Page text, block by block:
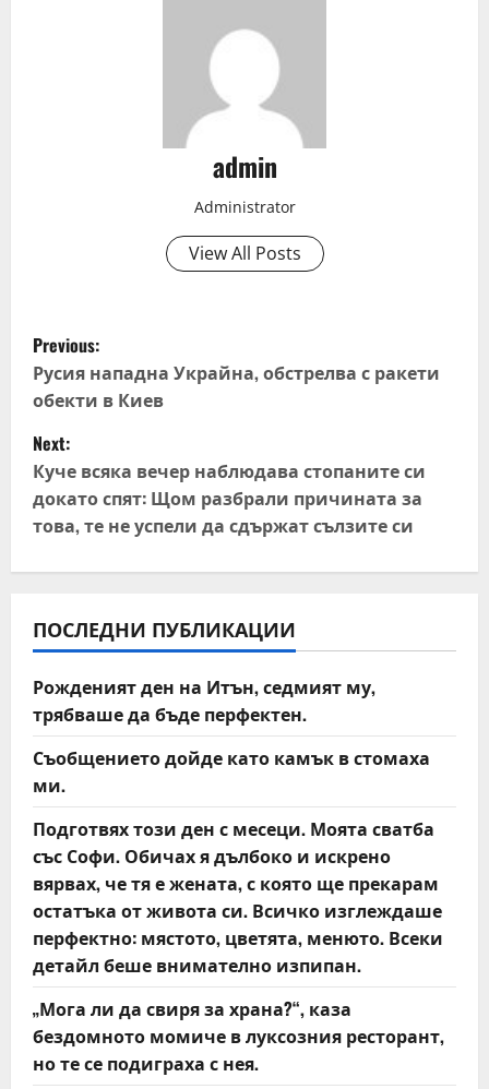
admin
Administrator
View All Posts
P
o
s
t
n
a
v
i
g
a
t
i
o
n
Previous:
Русия нападна Украйна, обстрелва с ракети
обекти в Киев
Next:
Куче всяка вечер наблюдава стопаните си
докато спят: Щом разбрали причината за
това, те не успели да сдържат сълзите си
ПОСЛЕДНИ ПУБЛИКАЦИИ
Рожденият ден на Итън, седмият му,
трябваше да бъде перфектен.
Съобщението дойде като камък в стомаха
ми.
Подготвях този ден с месеци. Моята сватба
със Софи. Обичах я дълбоко и искрено
вярвах, че тя е жената, с която ще прекарам
остатъка от живота си. Всичко изглеждаше
перфектно: мястото, цветята, менюто. Всеки
детайл беше внимателно изпипан.
„Мога ли да свиря за храна?“, каза
бездомното момиче в луксозния ресторант,
но те се подиграха с нея.